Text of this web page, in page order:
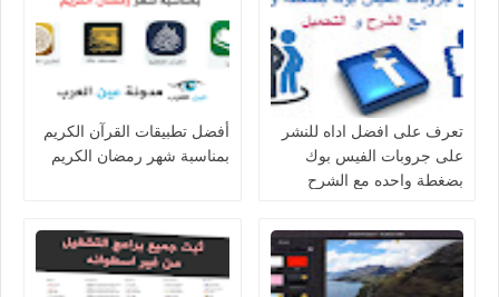
تعرف على افضل اداه للنشر
على جروبات الفيس بوك
بضغطة واحده مع الشرح
أفضل تطبيقات القرآن الكريم
بمناسبة شهر رمضان الكريم